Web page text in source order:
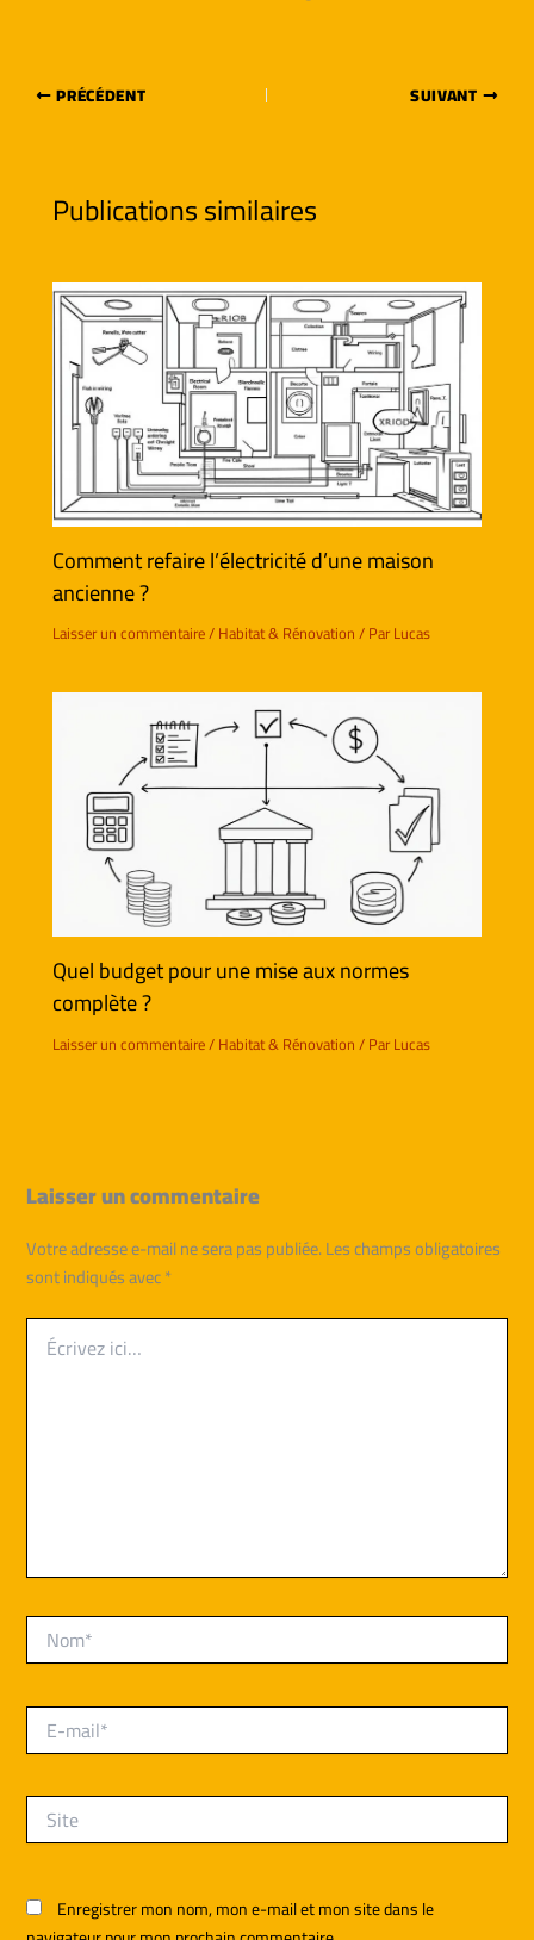
PRÉCÉDENT SUIVANT
Publications similaires
Comment refaire l’électricité d’une maison
ancienne ?
Laisser un commentaire/Habitat & Rénovation/ ParLucas
Quel budget pour une mise aux normes
complète ?
Laisser un commentaire/Habitat & Rénovation/ ParLucas
Laisser un commentaire
Votre adresse e-mail ne sera pas publiée.Les champs obligatoires
sont indiqués avec*
Écrivez
ici…
Nom*
E-
mail*
Site
Enregistrer mon nom, mon e-mail et mon site dans le